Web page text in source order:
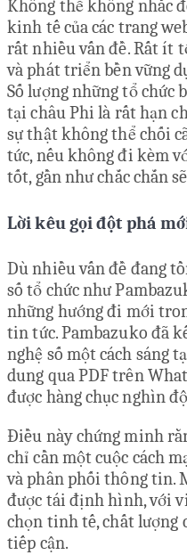
Không thể không nhắc
kinh tế của các trang
rất nhiều vấn đề. Rất ít
và phát triển bền vững
Số lượng những tổ chức
tại châu Phi là rất hạn
sự thật không thể chối
tức, nếu không đi kèm
tốt, gần như chắc chắn
Lời kêu gọi đột phá
Dù nhiều vấn đề đang
số tổ chức như
những hướng đi mới
tin tức. Pambazuko đã
nghệ số một cách sáng
dung qua PDF trên
được hàng chục nghìn
Điều này chứng minh
chỉ cần một cuộc cách
và phân phối thông tin.
được tái định hình, với
chọn tinh tế, chất lượng
tiếp cận.